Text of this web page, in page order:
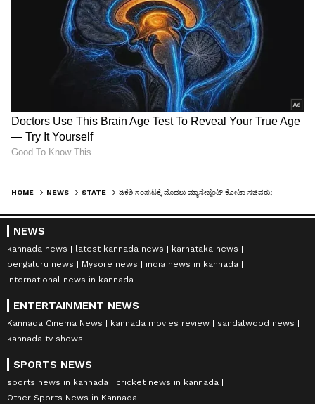
HOME NEWS STATE
NEWS
kannada news latest kannada news
karnataka news
bengaluru news
Mysore news
india news in kannada
international news in kannada
ENTERTAINMENT NEWS
Kannada Cinema News kannada movies review
sandalwood news
kannada tv shows
SPORTS NEWS
sports news in kannada
cricket news in kannada
Other Sports News in Kannada